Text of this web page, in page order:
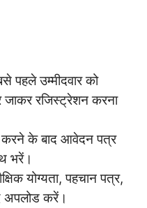
पहले उम्मीदवार को
जाकर रजिस्ट्रेशन करना
करने के बाद आवेदन पत्र
भरें।
योग्यता, पहचान पत्र,
अपलोड करें।